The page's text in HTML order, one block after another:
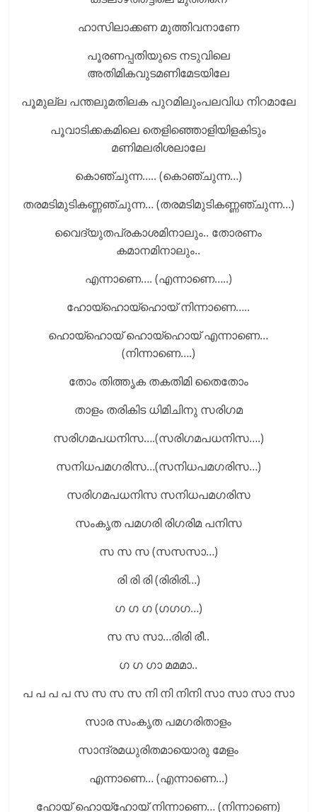
ഹാസിലാക്കണ മുത്തിവനാണേ
പൂരണപ്പതിയുടെ നടുവിലെ
അതിമികവുടമണിമേടയിലേ
പൂമുല്ല പന്തലുമതിലക പുറമിലുംപലവിധ നിറമാലേ
പൂവാടിക്കകമിലെ തെളിഞ്ഞൊളിയിളകിടും
മണിമലരിശലാലേ
കൊഞ്ചുന്ന….. (കൊഞ്ചുന്ന…)
തരമടിമുടികണ്ണഞ്ചുന്ന… (തരമടിമുടികണ്ണഞ്ചുന്ന…)
വൈദ്യുതപ്രകാശമിനാലും.. തോരണം
കമാനമിനാലും..
എന്നാണെ…. (എന്നാണെ…..)
ഹോയ്‌ഹൊയ്‌ഹൊയ് നിന്നാണെ…..
ഹൊയ്‌ഹൊയ് ഹൊയ്‌ഹൊയ് എന്നാണെ…
(നിന്നാണെ….)
തോം തിത്തൃക തകതിമി തൈതോം
താളം തരികിട ധിമിചിനു സരിഗമ
സരിഗമപധനിസ….(സരിഗമപധനിസ….)
സനിധപമഗരിസ…(സനിധപമഗരിസ…)
സരിഗമപധനിസ സനിധപമഗരിസ
സംകൃത പമഗരി രിഗരിമ പനിസ
സ സ സ (സസസാ…)
രി രി രി (രിരിരി…)
ഗ ഗ ഗ (ഗഗഗ…)
സ സ സാ…രിരി രീ..
ഗ ഗ ഗാ മമമാ..
പ പ പ പ സ സ സ സ നി നി നിനി സാ സാ സാ സാ
സാര സംകൃത പമഗരിതാളം
സാന്ദ്രമധുരിതമായൊരു മേളം
എന്നാണെ… (എന്നാണെ…)
ഹോയ് ഹൊയ്‌ഹോയ് നിന്നാണെ… (നിന്നാണെ)